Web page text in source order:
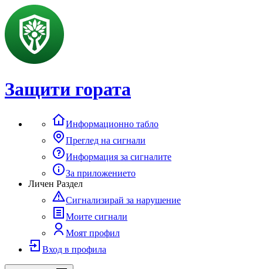
Защити гората
Информационно табло
Преглед на сигнали
Информация за сигналите
За приложението
Личен Раздел
Сигнализирай за нарушение
Моите сигнали
Моят профил
Вход в профила